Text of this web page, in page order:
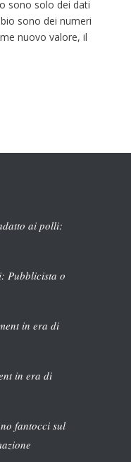
sono solo dei dati
sono dei numeri
nuovo valore, il
ai polli:
Pubblicista o
in era di
in era di
fantocci sul